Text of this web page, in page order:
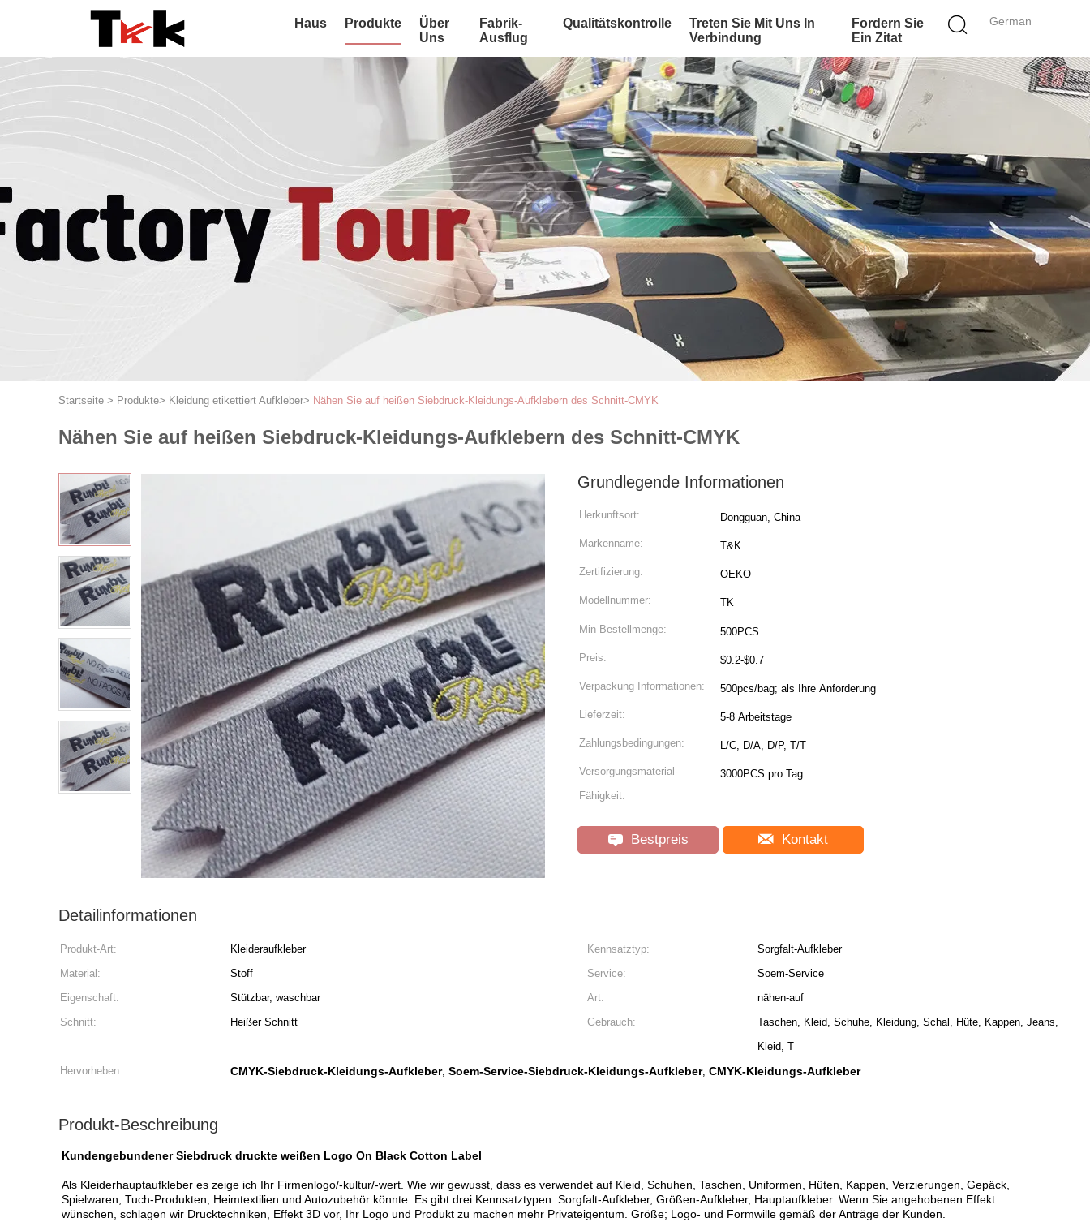
German
Haus Produkte
Über
Uns
Fabrik-
Ausflug
Qualitätskontrolle
Treten Sie Mit Uns In
Verbindung
Fordern Sie
Ein Zitat
Startseite > Produkte> Kleidung etikettiert Aufkleber> Nähen Sie auf heißen Siebdruck-Kleidungs-Aufklebern des Schnitt-CMYK
Nähen Sie auf heißen Siebdruck-Kleidungs-Aufklebern des Schnitt-CMYK
Grundlegende Informationen
Herkunftsort: Dongguan, China
Markenname: T&K
Zertifizierung: OEKO
Modellnummer: TK
Min Bestellmenge: 500PCS
Preis: $0.2-$0.7
Verpackung Informationen: 500pcs/bag; als Ihre Anforderung
Lieferzeit: 5-8 Arbeitstage
Zahlungsbedingungen: L/C, D/A, D/P, T/T
Versorgungsmaterial-
Fähigkeit:
3000PCS pro Tag
Bestpreis Kontakt
Detailinformationen
Produkt-Art: Kleideraufkleber Kennsatztyp:
Sorgfalt-Aufkleber
Material:
Stoff Service:
Soem-Service
Eigenschaft:
Stützbar, waschbar Art:
nähen-auf
Schnitt:
Heißer Schnitt Gebrauch:
Taschen, Kleid, Schuhe, Kleidung, Schal, Hüte, Kappen, Jeans,
Kleid, T
Hervorheben:
CMYK-Siebdruck-Kleidungs-Aufkleber, Soem-Service-Siebdruck-Kleidungs-Aufkleber, CMYK-Kleidungs-Aufkleber
Produkt-Beschreibung
Kundengebundener Siebdruck druckte weißen Logo On Black Cotton Label
Als Kleiderhauptaufkleber es zeige ich Ihr Firmenlogo/-kultur/-wert. Wie wir gewusst, dass es verwendet auf Kleid, Schuhen, Taschen, Uniformen, Hüten, Kappen, Verzierungen, Gepäck,
Spielwaren, Tuch-Produkten, Heimtextilien und Autozubehör könnte. Es gibt drei Kennsatztypen: Sorgfalt-Aufkleber, Größen-Aufkleber, Hauptaufkleber. Wenn Sie angehobenen Effekt
wünschen, schlagen wir Drucktechniken, Effekt 3D vor, Ihr Logo und Produkt zu machen mehr Privateigentum. Größe; Logo- und Formwille gemäß der Anträge der Kunden.